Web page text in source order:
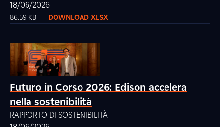
18/06/2026
86.59 KB DOWNLOAD XLSX
Futuro in Corso 2026: Edison accelera
nella sostenibilità
RAPPORTO DI SOSTENIBILITÀ